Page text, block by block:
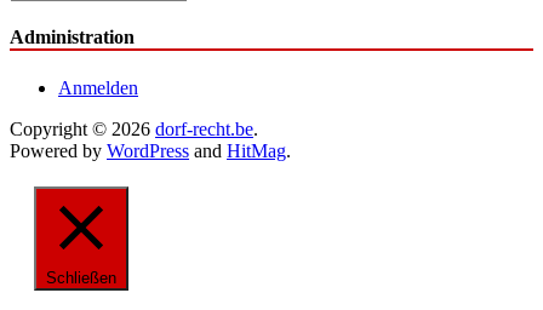
Administration
Anmelden
Copyright © 2026 dorf-recht.be.
Powered by WordPress and HitMag.
Schließen